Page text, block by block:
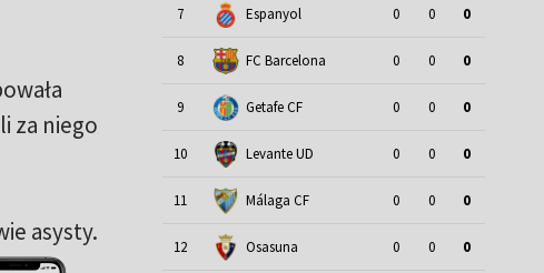
za niego
asysty.
7 Espanyol 0 0 0
8 FC Barcelona 0 0 0
9 Getafe CF 0 0 0
10 Levante UD 0 0 0
11 Málaga CF 0 0 0
12 Osasuna 0 0 0